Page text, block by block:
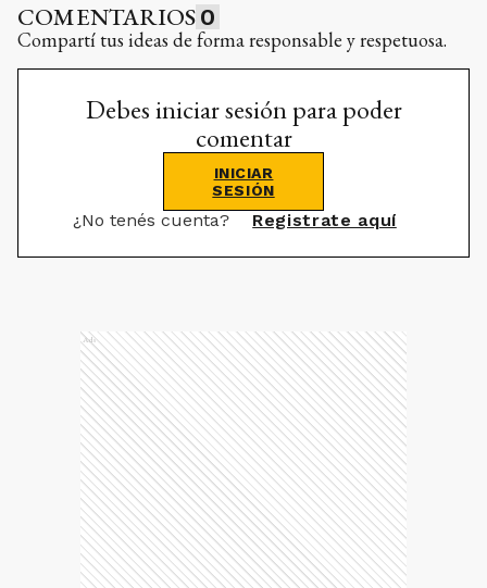
COMENTARIOS 0
Compartí tus ideas de forma responsable y respetuosa.
Debes iniciar sesión para poder
comentar
INICIAR
SESIÓN
¿No tenés cuenta? Registrate aquí
Ads